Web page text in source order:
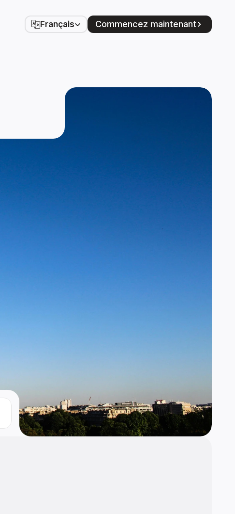
Select Language
Français Commencez maintenant